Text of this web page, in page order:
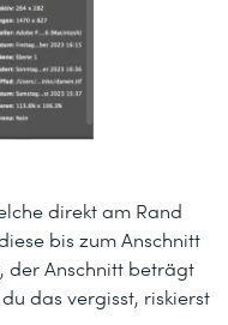
direkt am Rand
bis zum Anschnitt
der Anschnitt beträgt
das vergisst, riskierst